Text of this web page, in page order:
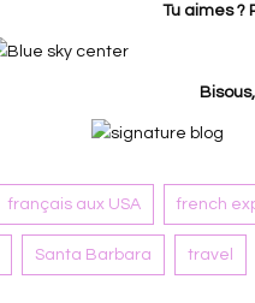
Tu aimes ?
Bisous,
français aux USA french
Santa Barbara travel